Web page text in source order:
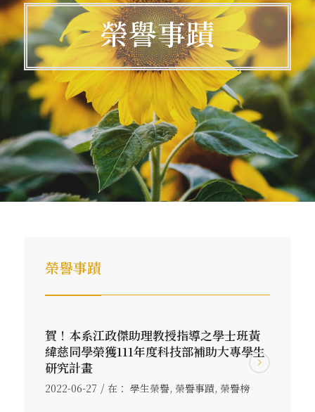
榮譽事蹟
榮譽事蹟
賀！本系江政傑助理教授指導之學士班黃
緯慈同學榮獲111年度科技部補助大專學生
研究計畫
2022-06-27 / 在： 學生榮譽, 榮譽事蹟, 榮譽榜